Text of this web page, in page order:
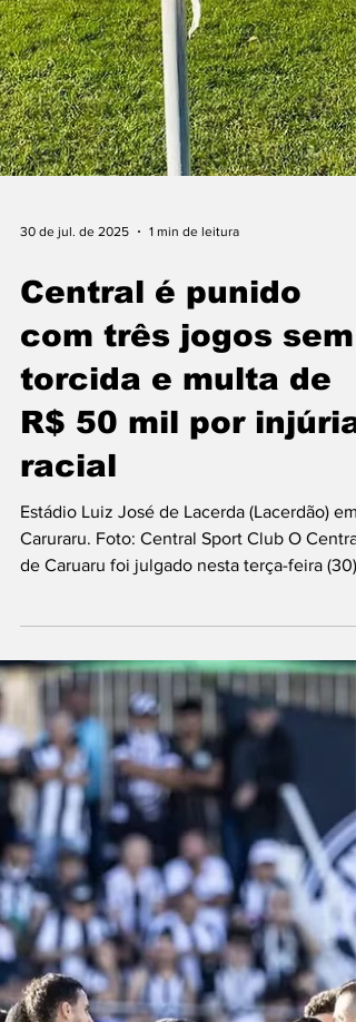
30 de jul. de 2025 1 min de leitura
Central é punido
com três jogos sem
torcida e multa de
racial
Estádio Luiz José de Lacerda (Lacerdão) em
Caruraru. Foto: Central Sport Club O Central
de Caruaru foi julgado nesta terça-feira